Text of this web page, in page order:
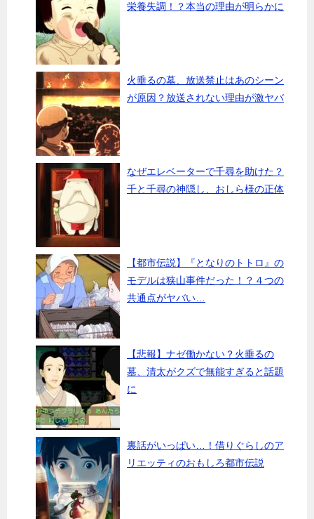
栄養失調！？本当の理由が明らかに
火垂るの墓、放送禁止はあのシーン
が原因？放送されない理由が激ヤバ
なぜエレベーターで千尋を助けた？
千と千尋の神隠し、おしら様の正体
【都市伝説】『となりのトトロ』の
モデルは狭山事件だった！？４つの
共通点がヤバい…
【悲報】ナゼ働かない？火垂るの
墓、清太がクズで無能すぎると話題
に
裏話がいっぱい…！借りぐらしのア
リエッティのおもしろ都市伝説